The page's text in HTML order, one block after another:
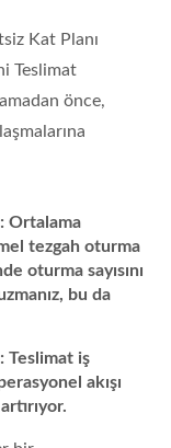
Kat Planı
Teslimat
önce,
Ortalama
tezgah oturma
oturma sayısını
bu da
Teslimat iş
akışı